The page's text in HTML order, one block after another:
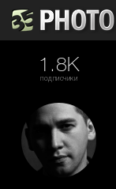
1.8K
подписчики